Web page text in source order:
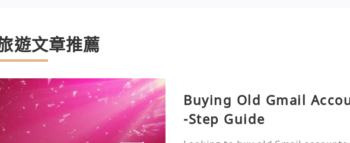
遊文章推薦
Buying Old Gmail
-Step Guide